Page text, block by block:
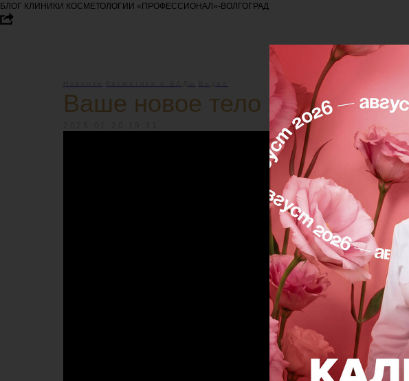
БЛОГ КЛИНИКИ КОСМЕТОЛОГИИ «ПРОФЕССИОНАЛ»-ВОЛГОГРАД
Ваше новое тело ждет вас!